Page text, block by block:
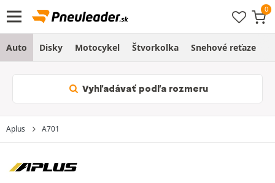
Auto Disky Motocykel Štvorkolka Snehové reťaze
Vyhľadávať podľa rozmeru
Aplus A701